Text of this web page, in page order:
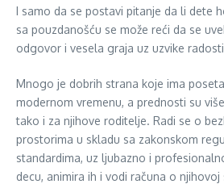
I samo da se postavi pitanje da li dete
sa pouzdanošću se može reći da se
odgovor i vesela graja uz uzvike
Mnogo je dobrih strana koje ima poseta
modernom vremenu, a prednosti su
tako i za njihove roditelje. Radi se o
prostorima u skladu sa zakonskom
standardima, uz ljubazno i
decu, animira ih i vodi računa o